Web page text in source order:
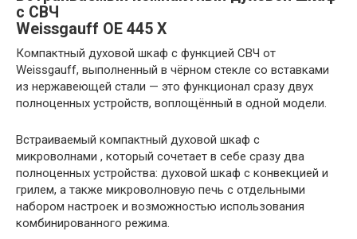
с СВЧ
Weissgauff OE 445 X
Компактный духовой шкаф с функцией СВЧ от
Weissgauff, выполненный в чёрном стекле со вставками
из нержавеющей стали — это функционал сразу двух
полноценных устройств, воплощённый в одной модели.
Встраиваемый компактный духовой шкаф с
микроволнами , который сочетает в себе сразу два
полноценных устройства: духовой шкаф с конвекцией и
грилем, а также микроволновую печь с отдельными
набором настроек и возможностью использования
комбинированного режима.